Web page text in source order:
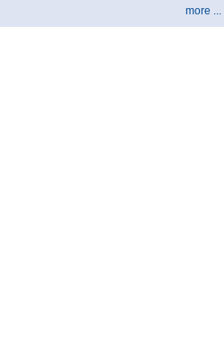
more ...